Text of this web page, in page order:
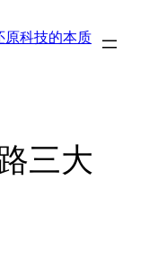
三大